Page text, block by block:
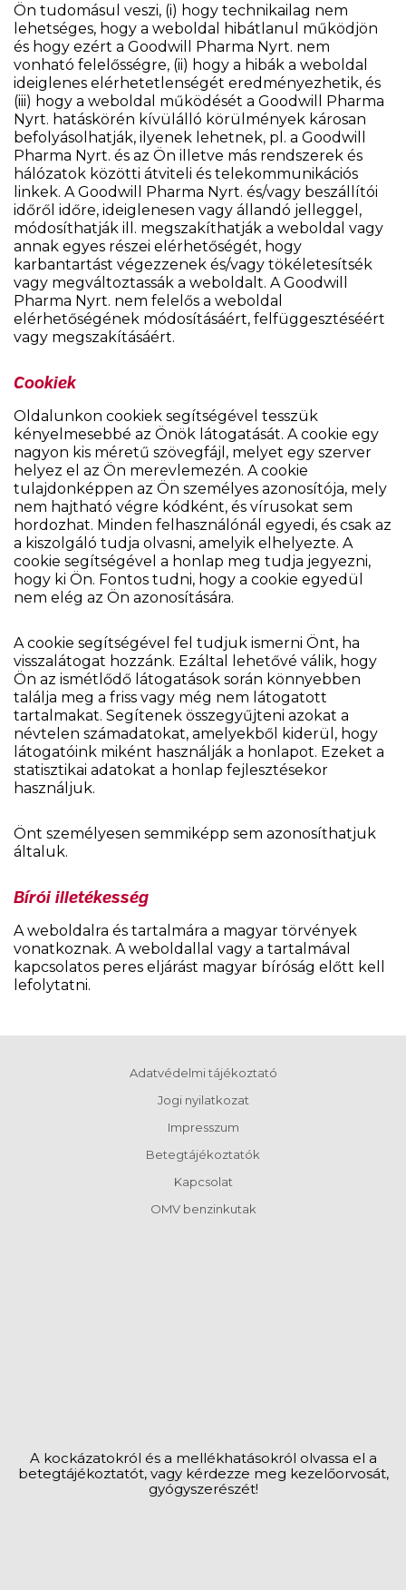
Ön tudomásul veszi, (i) hogy technikailag nem
lehetséges, hogy a weboldal hibátlanul működjön
és hogy ezért a Goodwill Pharma Nyrt. nem
vonható felelősségre, (ii) hogy a hibák a weboldal
ideiglenes elérhetetlenségét eredményezhetik, és
(iii) hogy a weboldal működését a Goodwill Pharma
Nyrt. hatáskörén kívülálló körülmények károsan
befolyásolhatják, ilyenek lehetnek, pl. a Goodwill
Pharma Nyrt. és az Ön illetve más rendszerek és
hálózatok közötti átviteli és telekommunikációs
linkek. A Goodwill Pharma Nyrt. és/vagy beszállítói
időről időre, ideiglenesen vagy állandó jelleggel,
módosíthatják ill. megszakíthatják a weboldal vagy
annak egyes részei elérhetőségét, hogy
karbantartást végezzenek és/vagy tökéletesítsék
vagy megváltoztassák a weboldalt. A Goodwill
Pharma Nyrt. nem felelős a weboldal
elérhetőségének módosításáért, felfüggesztéséért
vagy megszakításáért.
Cookiek
Oldalunkon cookiek segítségével tesszük
kényelmesebbé az Önök látogatását. A cookie egy
nagyon kis méretű szövegfájl, melyet egy szerver
helyez el az Ön merevlemezén. A cookie
tulajdonképpen az Ön személyes azonosítója, mely
nem hajtható végre kódként, és vírusokat sem
hordozhat. Minden felhasználónál egyedi, és csak az
a kiszolgáló tudja olvasni, amelyik elhelyezte. A
cookie segítségével a honlap meg tudja jegyezni,
hogy ki Ön. Fontos tudni, hogy a cookie egyedül
nem elég az Ön azonosítására.
A cookie segítségével fel tudjuk ismerni Önt, ha
visszalátogat hozzánk. Ezáltal lehetővé válik, hogy
Ön az ismétlődő látogatások során könnyebben
találja meg a friss vagy még nem látogatott
tartalmakat. Segítenek összegyűjteni azokat a
névtelen számadatokat, amelyekből kiderül, hogy
látogatóink miként használják a honlapot. Ezeket a
statisztikai adatokat a honlap fejlesztésekor
használjuk.
Önt személyesen semmiképp sem azonosíthatjuk
általuk.
Bírói illetékesség
A weboldalra és tartalmára a magyar törvények
vonatkoznak. A weboldallal vagy a tartalmával
kapcsolatos peres eljárást magyar bíróság előtt kell
lefolytatni.
Adatvédelmi tájékoztató
Jogi nyilatkozat
Impresszum
Betegtájékoztatók
Kapcsolat
OMV benzinkutak
A kockázatokról és a mellékhatásokról olvassa el a
betegtájékoztatót, vagy kérdezze meg kezelőorvosát,
gyógyszerészét!